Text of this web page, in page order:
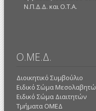
Ν.Π.Δ.Δ. και Ο.Τ.Α.
Ο.ΜΕ.Δ.
Διοικητικό Συμβούλιο
Ειδικό Σώμα
Ειδικό Σώμα Διαιτητών
Τμήματα ΟΜΕΔ